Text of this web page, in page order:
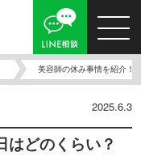
美容師の休み事情を紹介！
2025.6.3
はどのくらい？